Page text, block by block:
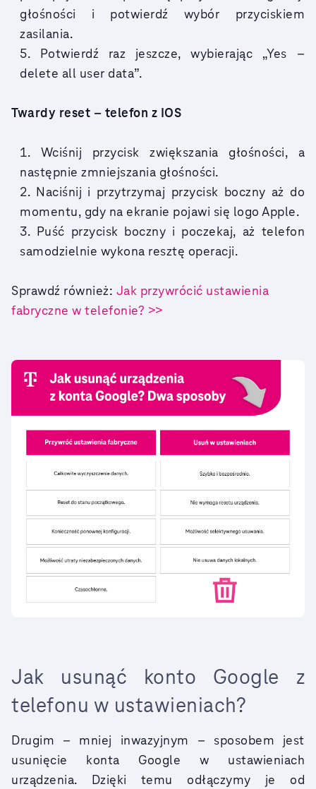
głośności i potwierdź wybór przyciskiem
zasilania.
Potwierdź raz jeszcze, wybierając „Yes –
delete all user data”.
Twardy reset – telefon z IOS
Wciśnij przycisk zwiększania głośności, a
następnie zmniejszania głośności.
Naciśnij i przytrzymaj przycisk boczny aż do
momentu, gdy na ekranie pojawi się logo Apple.
Puść przycisk boczny i poczekaj, aż telefon
samodzielnie wykona resztę operacji.
Sprawdź również: Jak przywrócić ustawienia
fabryczne w telefonie? >>
Jak usunąć konto Google z
telefonu w ustawieniach?
Drugim – mniej inwazyjnym – sposobem jest
usunięcie konta Google w ustawieniach
urządzenia. Dzięki temu odłączymy je od